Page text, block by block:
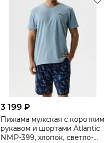
3 199 ₽
Пижама мужская с коротким
рукавом и шортами Atlantic
NMP-399, хлопок, светло-